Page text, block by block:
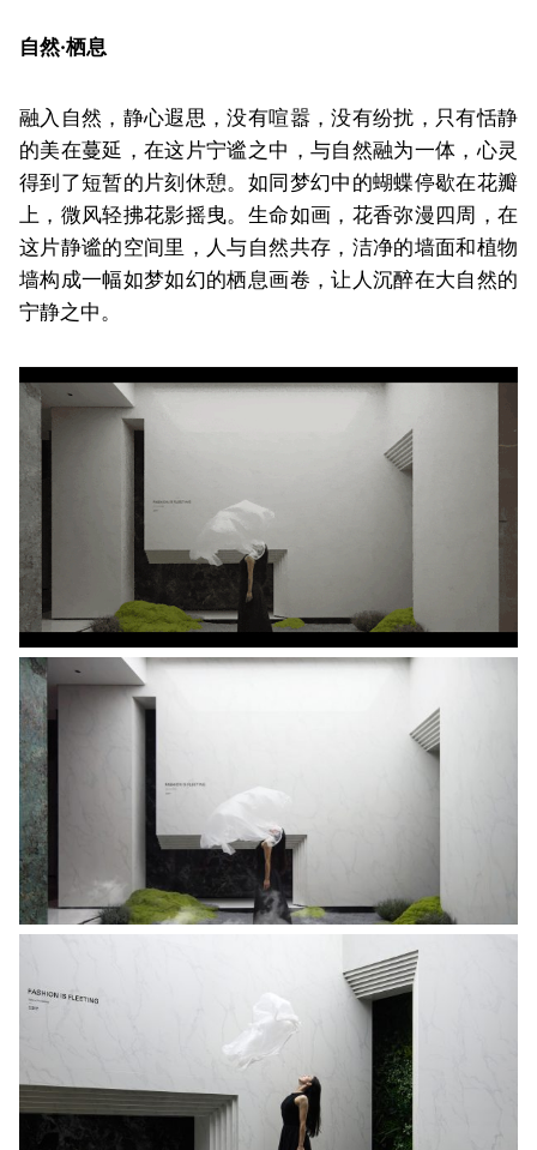
自然·栖息
融入自然，静心遐思，没有喧嚣，没有纷扰，只有恬静
的美在蔓延，在这片宁谧之中，与自然融为一体，心灵
得到了短暂的片刻休憩。如同梦幻中的蝴蝶停歇在花瓣
上，微风轻拂花影摇曳。生命如画，花香弥漫四周，在
这片静谧的空间里，人与自然共存，洁净的墙面和植物
墙构成一幅如梦如幻的栖息画卷，让人沉醉在大自然的
宁静之中。